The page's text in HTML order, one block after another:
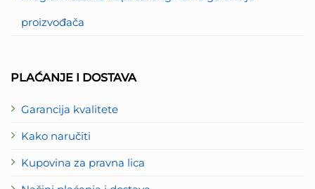
proizvođača
PLAĆANJE I DOSTAVA
Garancija kvalitete
Kako naručiti
Kupovina za pravna lica